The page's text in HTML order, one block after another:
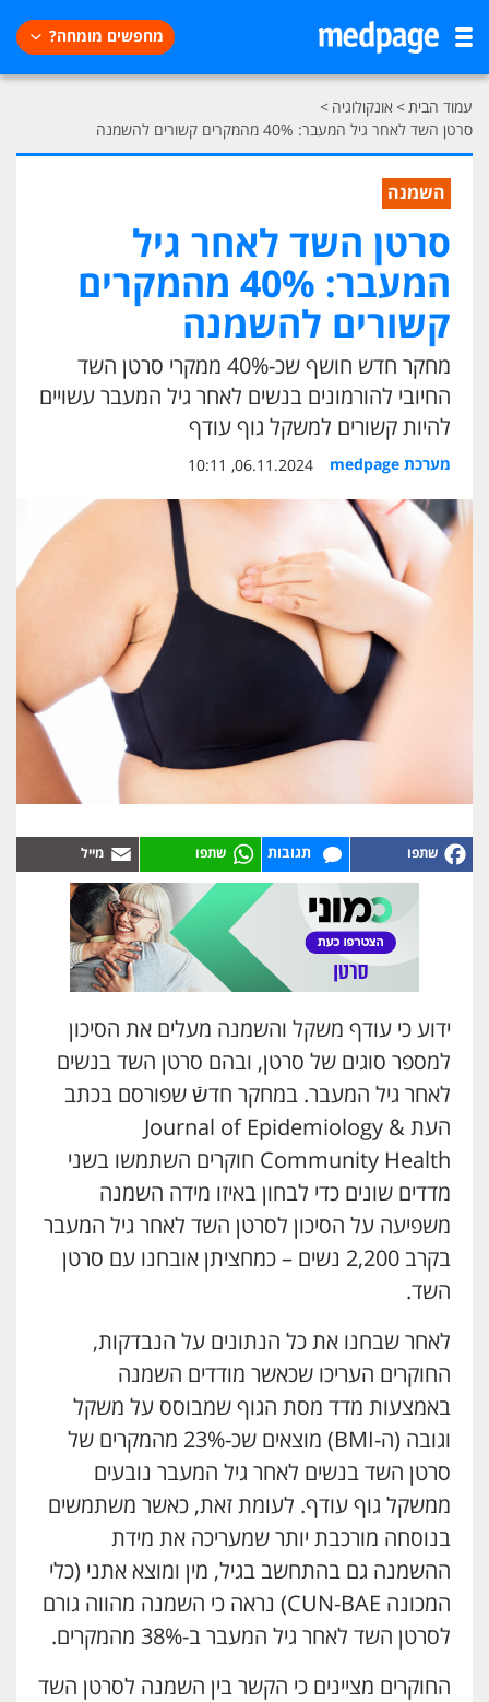
מחפשים מומחה?
עמוד הבית> אונקולוגיה >
סרטן השד לאחר גיל המעבר: 40% מהמקרים קשורים להשמנה
השמנה
סרטן השד לאחר גיל
המעבר: 40% מהמקרים
קשורים להשמנה
מחקר חדש חושף שכ-40% ממקרי סרטן השד
החיובי להורמונים בנשים לאחר גיל המעבר עשויים
להיות קשורים למשקל גוף עודף
מערכת medpage 06.11.2024, 10:11
תגובות
ידוע כי עודף משקל והשמנה מעלים את הסיכון
למספר סוגים של סרטן, ובהם סרטן השד בנשים
לאחר גיל המעבר. במחקר חדשֿ שפורסם בכתב
העת Journal of Epidemiology &
Community Health חוקרים השתמשו בשני
מדדים שונים כדי לבחון באיזו מידה השמנה
משפיעה על הסיכון לסרטן השד לאחר גיל המעבר
בקרב 2,200 נשים – כמחציתן אובחנו עם סרטן
השד.
לאחר שבחנו את כל הנתונים על הנבדקות,
החוקרים העריכו שכאשר מודדים השמנה
באמצעות מדד מסת הגוף שמבוסס על משקל
וגובה (ה-BMI) מוצאים שכ-23% מהמקרים של
סרטן השד בנשים לאחר גיל המעבר נובעים
ממשקל גוף עודף. לעומת זאת, כאשר משתמשים
בנוסחה מורכבת יותר שמעריכה את מידת
ההשמנה גם בהתחשב בגיל, מין ומוצא אתני (כלי
המכונה CUN-BAE) נראה כי השמנה מהווה גורם
לסרטן השד לאחר גיל המעבר ב-38% מהמקרים.
החוקרים מציינים כי הקשר בין השמנה לסרטן השד